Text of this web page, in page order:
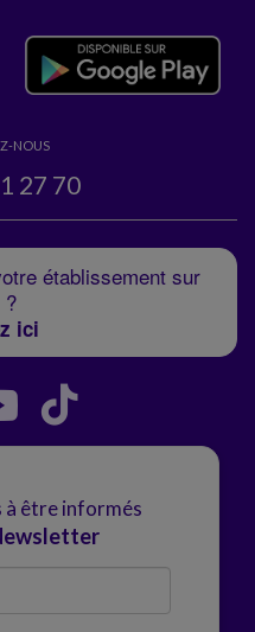
NOUS
27 70
établissement sur
?
ici
à être informés